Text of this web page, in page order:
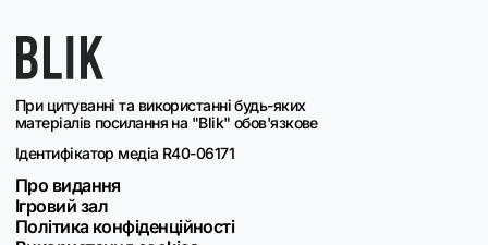
При цитуванні та використанні будь-яких
матеріалів посилання на "Blik" обов'язкове
Ідентифікатор медіа R40-06171
Про видання
Ігровий зал
Політика конфіденційності